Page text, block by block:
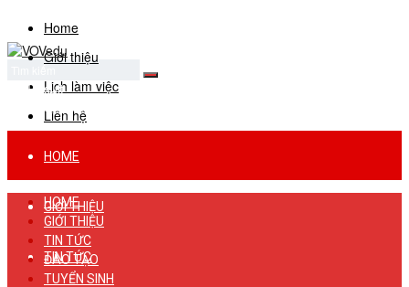
Home
Giới thiệu
Lịch làm việc
Liên hệ
No Result
View All Result
HOME
GIỚI THIỆU
TIN TỨC
HOME
GIỚI THIỆU
TIN TỨC
ĐÀO TẠO
TUYỂN SINH